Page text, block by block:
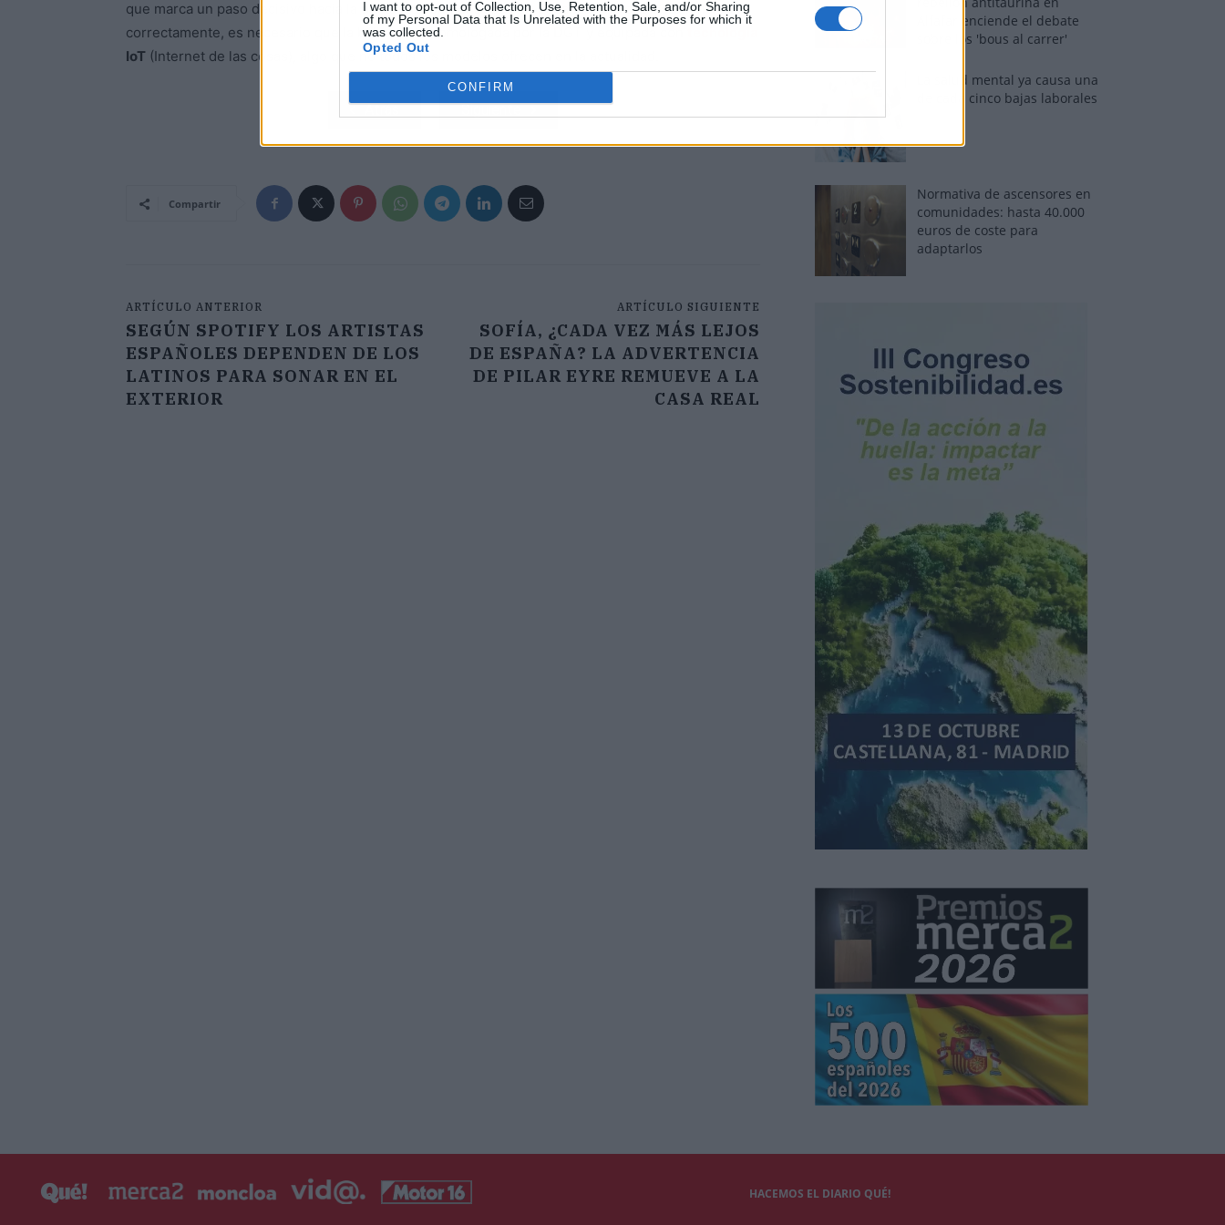
I want to opt-out of Collection, Use, Retention, Sale, and/or Sharing
of my Personal Data that Is Unrelated with the Purposes for which it
was collected.
Opted Out
CONFIRM
que marca un paso decisivo hacia la digitalización del tráfico en España. Para que esto funcione
correctamente, es necesario que la baliza esté homologada por la DGT y equipada con
IoT (Internet de las cosas), algo que no todos los modelos ofrecen en la actualidad.
Atrás Siguiente
Compartir
ARTÍCULO ANTERIOR
SEGÚN SPOTIFY LOS ARTISTAS
ESPAÑOLES DEPENDEN DE LOS
LATINOS PARA SONAR EN EL
EXTERIOR
ARTÍCULO SIGUIENTE
SOFÍA, ¿CADA VEZ MÁS LEJOS
DE ESPAÑA? LA ADVERTENCIA
DE PILAR EYRE REMUEVE A LA
CASA REAL
Alfafar enciende el debate
sobre los 'bous al carrer'
La salud mental ya causa una
de cada cinco bajas laborales
Normativa de ascensores en
comunidades: hasta 40.000
euros de coste para
adaptarlos
HACEMOS EL DIARIO QUÉ!